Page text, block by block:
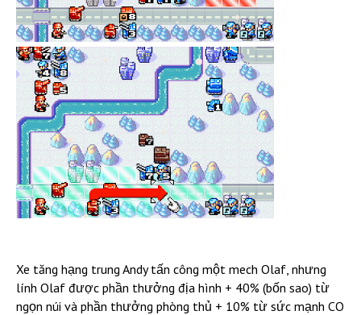
Xe tăng hạng trung Andy tấn công một mech Olaf, nhưng
lính Olaf được phần thưởng địa hình + 40% (bốn sao) từ
ngọn núi và phần thưởng phòng thủ + 10% từ sức mạnh CO